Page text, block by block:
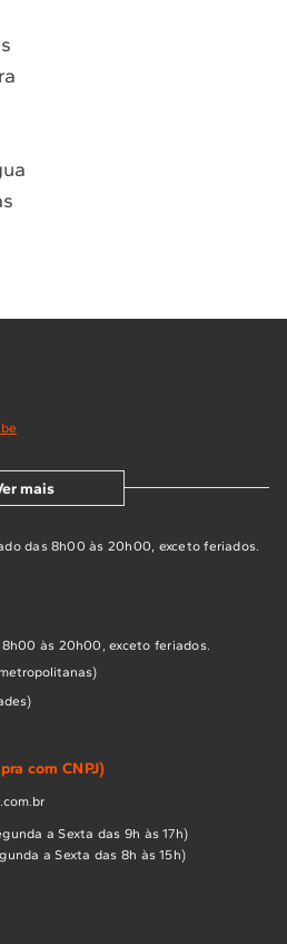
assistência técnica
mais
das 8h00 às 20h00, exceto feriados.
8h00 às 20h00, exceto feriados.
com CNPJ)
a Sexta das 9h às 17h)
a Sexta das 8h às 15h)